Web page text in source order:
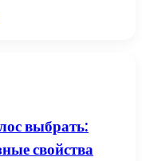
выбрать:
свойства